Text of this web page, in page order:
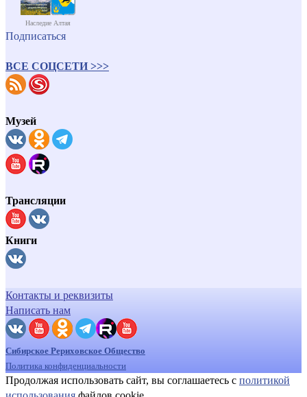
Наследие Алтая
Подписаться
ВСЕ СОЦСЕТИ >>>
Музей
Трансляции
Книги
Контакты и реквизиты
Написать нам
Сибирское Рериховское Общество
Политика конфиденциальности
Продолжая использовать сайт, вы соглашаетесь с политикой